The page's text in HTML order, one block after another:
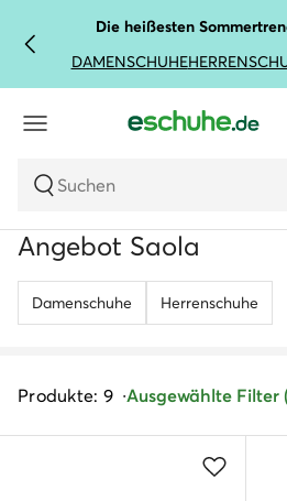
Die heißesten
DAMENSCHUHE
Suchen
Angebot Saola
Damenschuhe Herrenschuhe
Produkte: 9 Ausgewählte Filter